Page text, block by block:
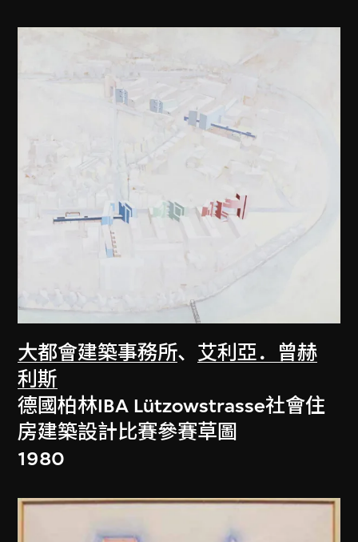
大都會建築事務所、 艾利亞．曾赫
利斯
德國柏林IBA Lützowstrasse社會住
房建築設計比賽參賽草圖
1980